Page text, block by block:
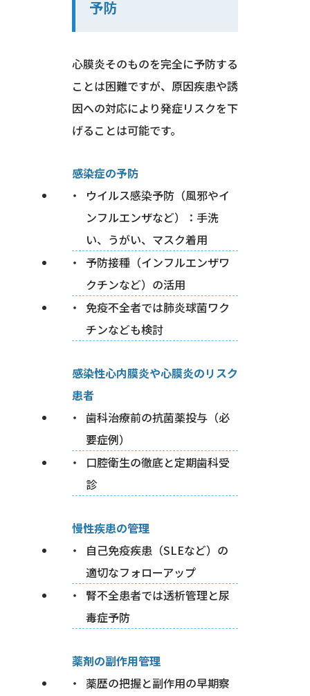
予防
心膜炎そのものを完全に予防する
ことは困難ですが、原因疾患や誘
因への対応により発症リスクを下
げることは可能です。
感染症の予防
ウイルス感染予防（風邪やイ
ンフルエンザなど）：手洗
い、うがい、マスク着用
予防接種（インフルエンザワ
クチンなど）の活用
免疫不全者では肺炎球菌ワク
チンなども検討
感染性心内膜炎や心膜炎のリスク
患者
歯科治療前の抗菌薬投与（必
要症例）
口腔衛生の徹底と定期歯科受
診
慢性疾患の管理
自己免疫疾患（SLEなど）の
適切なフォローアップ
腎不全患者では透析管理と尿
毒症予防
薬剤の副作用管理
薬歴の把握と副作用の早期察